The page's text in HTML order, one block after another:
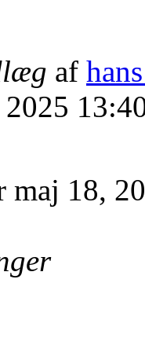
af
maj 18,